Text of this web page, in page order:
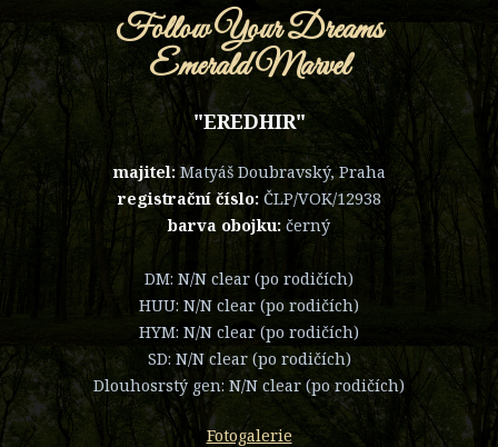
Follow Your Dreams
Emerald Marvel
"EREDHIR"
majitel: Matyáš Doubravský, Praha
registrační číslo: ČLP/VOK/12938
barva obojku: černý
DM: N/N clear (po rodičích)
HUU: N/N clear (po rodičích)
HYM: N/N clear (po rodičích)
SD: N/N clear (po rodičích)
Dlouhosrstý gen: N/N clear (po rodičích)
Fotogalerie